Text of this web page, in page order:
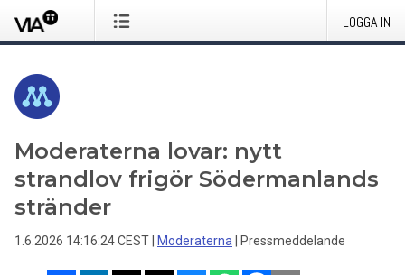
LOGGA IN
Moderaterna lovar: nytt
strandlov frigör Södermanlands
stränder
1.6.2026 14:16:24 CEST Moderaterna Pressmeddelande